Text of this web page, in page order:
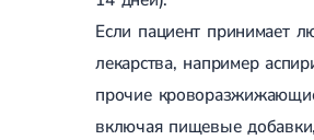
Лечение переломов голени
Лечение переломов пятки
Протез синовиальной жидкости
PRP-терапия
Если пациент принимает
лекарства, например
прочие
включая пищевые